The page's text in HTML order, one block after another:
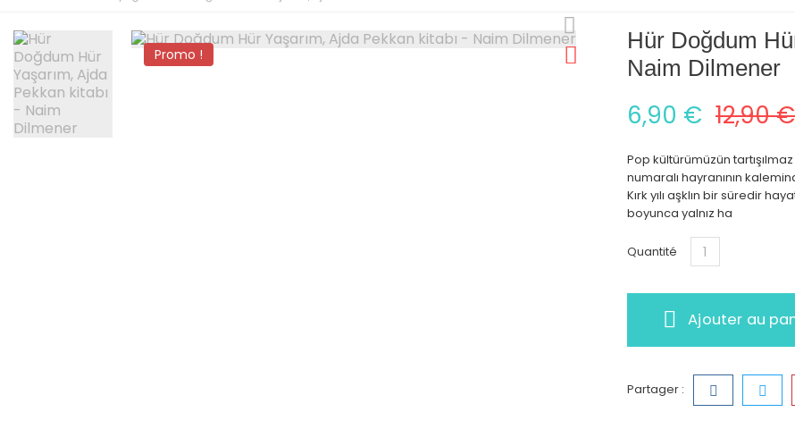
Promo !
Hür Doğdum
Naim Dilmener
6,90 € 12,90 €
Pop kültürümüzün
numaralı hayranının
Kırk yılı aşklın bir süredir
boyunca yalnız ha
Quantité
Ajouter au
Partager :